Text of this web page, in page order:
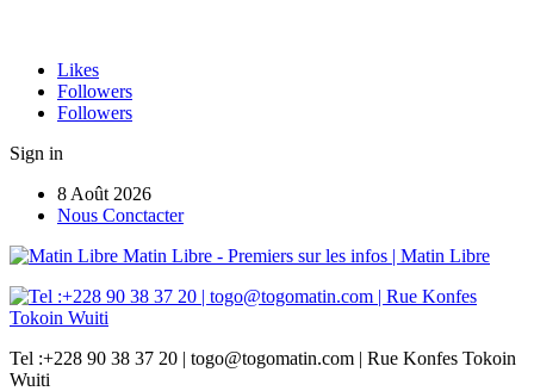
Likes
Followers
Followers
Sign in
8 Août 2026
Nous Conctacter
Matin Libre - Premiers sur les infos | Matin Libre
Tel :+228 90 38 37 20 | togo@togomatin.com | Rue Konfes Tokoin
Wuiti